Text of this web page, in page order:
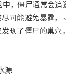
，僵尸通常会追
可能避免暴露，
现了僵尸的巢穴
源